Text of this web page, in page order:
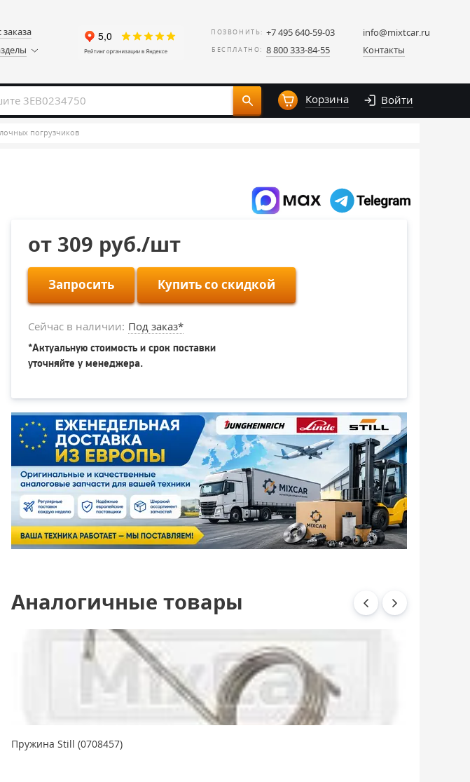
заказа
ПОЗВОНИТЬ: +7 495 640-59-03
БЕСПЛАТНО: 8 800 333-84-55
info@mixtcar.ru
Контакты
Корзина Войти
погрузчиков
от 309 руб./шт
Запросить Купить со скидкой
Сейчас в наличии: Под заказ*
*Актуальную стоимость и срок поставки
уточняйте у менеджера.
Аналогичные товары
Пружина Still (0708457)